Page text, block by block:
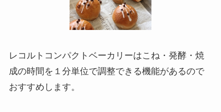
レコルトコンパクトベーカリーはこね・発酵・焼
成の時間を１分単位で調整できる機能があるので
おすすめします。